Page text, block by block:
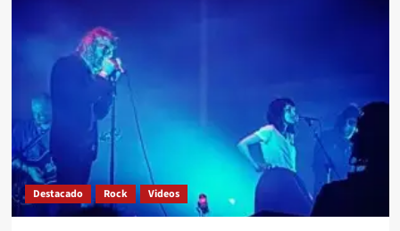
Towers»
llama
documental
Destacado Rock Videos